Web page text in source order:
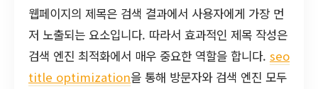
웹페이지의 제목은 검색 결과에서 사용자에게 가장 먼
저 노출되는 요소입니다. 따라서 효과적인 제목 작성은
검색 엔진 최적화에서 매우 중요한 역할을 합니다. seo
title optimization을 통해 방문자와 검색 엔진 모두